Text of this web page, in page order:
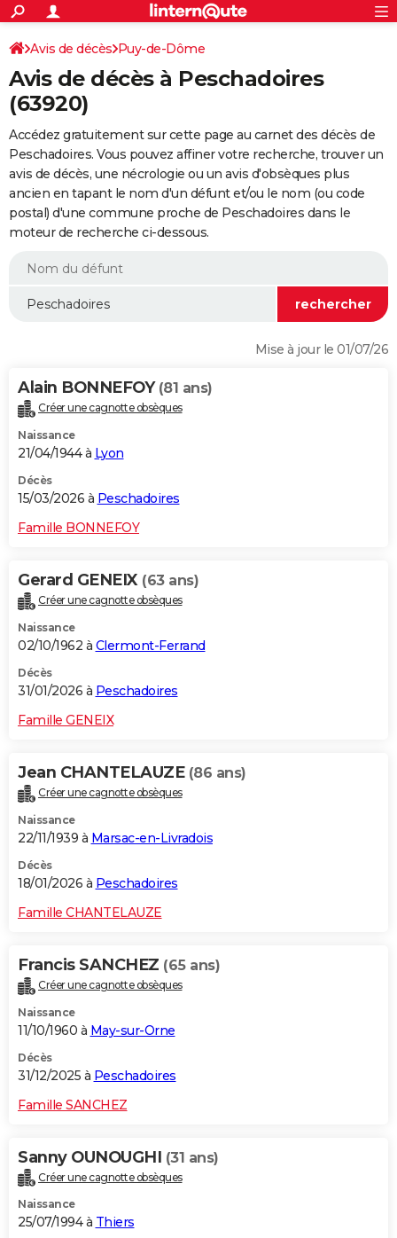
ACTUALITÉS
Politique
Société
Faits Divers
Education
Monde
Villes
+
SPORT
Coupe du monde 2026
Football
Tennis
Cyclisme
Rugby
Forum
FINANCE
Retraite
Impôts
Epargne
Immobilier
Risques naturels par ville
Banque
Assurance
Crédit
Essais
Réserver un essai
Citadines
Berlines
SUV
Forum auto
+
HIGH-TECH
Mobiles
Meilleur smartphone
Internet
Ordinateurs
Jeux vidéo
Guide high-tech
+BRICOLAGE
Forum
Aménagement intérieur
Extérieur
Cuisine
Salle de bains
Jardinage
Rangement
WEEK-END
Guides de France
Escapades
Patrimoine
Expositions
Musées
Week-end nature
LIFESTYLE
Alimentation
Guide de la santé
Maladies
Médicaments
Sommeil
VOYAGE
Destinations
City break
Voyage nature
Voyage de noces
Forum
Climat
+PHOTO
GUIDES D'ACHAT
BONS PLANS
CARTE DE VOEUX
Dictionnaire
Biographies
Citations
Expressions
Proverbes
PROGRAMME TV
COPAINS D'AVANT
S'inscrire
Se connecter
Lycées
Collèges
Primaires
Universités
Entreprises
Service militaire
Avis de recherche
AVIS DE DÉCÈS
S'inscrire
Connexion
Avis de décès Puy-de-Dôme
Avis de décès à Peschadoires
(63920)
Accédez gratuitement sur cette page au carnet des décès de
Peschadoires. Vous pouvez affiner votre recherche, trouver un
avis de décès, une nécrologie ou un avis d'obsèques plus
ancien en tapant le nom d'un défunt et/ou le nom (ou code
postal) d'une commune proche de Peschadoires dans le
moteur de recherche ci-dessous.
Mise à jour le 01/07/26
Alain BONNEFOY (81 ans)
Créer une cagnotte obsèques
Naissance
21/04/1944 à Lyon
Décès
15/03/2026 à Peschadoires
Famille BONNEFOY
Gerard GENEIX (63 ans)
Créer une cagnotte obsèques
Naissance
02/10/1962 à Clermont-Ferrand
Décès
31/01/2026 à Peschadoires
Famille GENEIX
Jean CHANTELAUZE (86 ans)
Créer une cagnotte obsèques
Naissance
22/11/1939 à Marsac-en-Livradois
Décès
18/01/2026 à Peschadoires
Famille CHANTELAUZE
Francis SANCHEZ (65 ans)
Créer une cagnotte obsèques
Naissance
11/10/1960 à May-sur-Orne
Décès
31/12/2025 à Peschadoires
Famille SANCHEZ
Sanny OUNOUGHI (31 ans)
Créer une cagnotte obsèques
Naissance
25/07/1994 à Thiers